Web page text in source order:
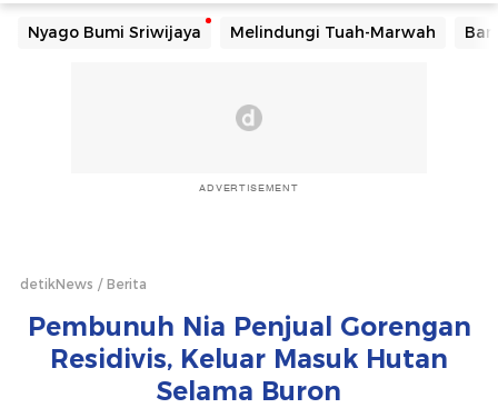
Nyago Bumi Sriwijaya Melindungi Tuah-Marwah
ADVERTISEMENT
detikNews Berita
Pembunuh Nia Penjual Gorengan
Residivis, Keluar Masuk Hutan
Selama Buron